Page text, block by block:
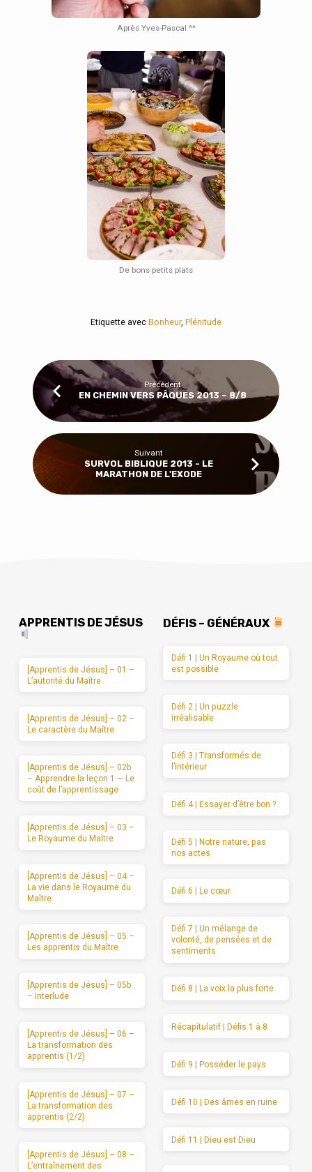
Après Yves-Pascal ^^
De bons petits plats
Etiquette avec Bonheur, Plénitude
Précédent
EN CHEMIN VERS PÂQUES 2013 – 8/8
Suivant
SURVOL BIBLIQUE 2013 - LE
MARATHON DE L'EXODE
APPRENTIS DE JÉSUS
[Apprentis de Jésus] – 01 –
L’autorité du Maître
[Apprentis de Jésus] – 02 –
Le caractère du Maître
[Apprentis de Jésus] – 02b
– Apprendre la leçon 1 — Le
coût de l’apprentissage
[Apprentis de Jésus] – 03 –
Le Royaume du Maître
[Apprentis de Jésus] – 04 –
La vie dans le Royaume du
Maître
[Apprentis de Jésus] – 05 –
Les apprentis du Maître
[Apprentis de Jésus] – 05b
– Interlude
[Apprentis de Jésus] – 06 –
La transformation des
apprentis (1/2)
[Apprentis de Jésus] – 07 –
La transformation des
apprentis (2/2)
[Apprentis de Jésus] – 08 –
L’entraînement des
DÉFIS – GÉNÉRAUX
Défi 1 | Un Royaume où tout
est possible
Défi 2 | Un puzzle
irréalisable
Défi 3 | Transformés de
l’intérieur
Défi 4 | Essayer d’être bon ?
Défi 5 | Notre nature, pas
nos actes
Défi 6 | Le cœur
Défi 7 | Un mélange de
volonté, de pensées et de
sentiments
Défi 8 | La voix la plus forte
Récapitulatif | Défis 1 à 8
Défi 9 | Posséder le pays
Défi 10 | Des âmes en ruine
Défi 11 | Dieu est Dieu